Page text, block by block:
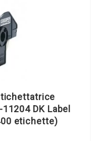
DK Label
etichette)